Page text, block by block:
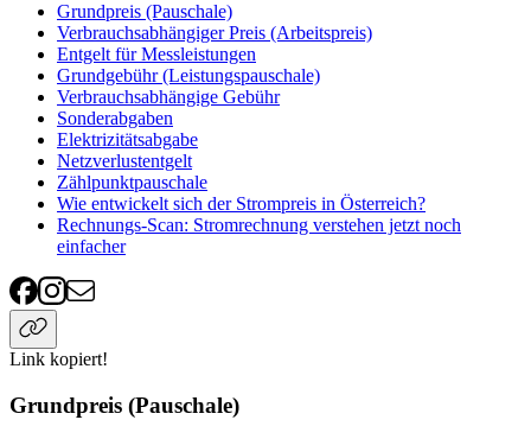
Grundpreis (Pauschale)
Verbrauchsabhängiger Preis (Arbeitspreis)
Entgelt für Messleistungen
Grundgebühr (Leistungspauschale)
Verbrauchsabhängige Gebühr
Sonderabgaben
Elektrizitätsabgabe
Netzverlustentgelt
Zählpunktpauschale
Wie entwickelt sich der Strompreis in Österreich?
Rechnungs-Scan: Stromrechnung verstehen jetzt noch
einfacher
Link kopiert!
Grundpreis (Pauschale)